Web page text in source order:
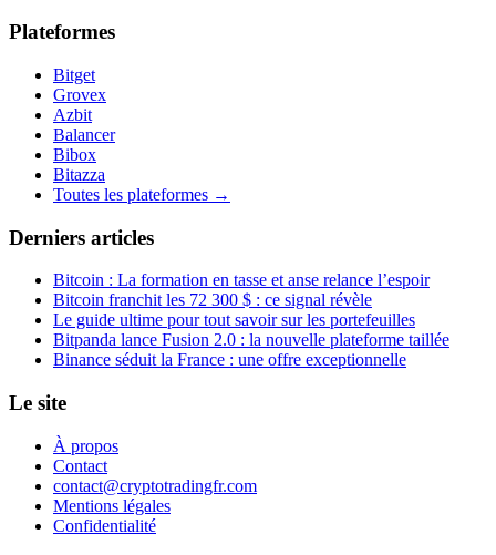
Plateformes
Bitget
Grovex
Azbit
Balancer
Bibox
Bitazza
Toutes les plateformes →
Derniers articles
Bitcoin : La formation en tasse et anse relance l’espoir
Bitcoin franchit les 72 300 $ : ce signal révèle
Le guide ultime pour tout savoir sur les portefeuilles
Bitpanda lance Fusion 2.0 : la nouvelle plateforme taillée
Binance séduit la France : une offre exceptionnelle
Le site
À propos
Contact
contact@cryptotradingfr.com
Mentions légales
Confidentialité